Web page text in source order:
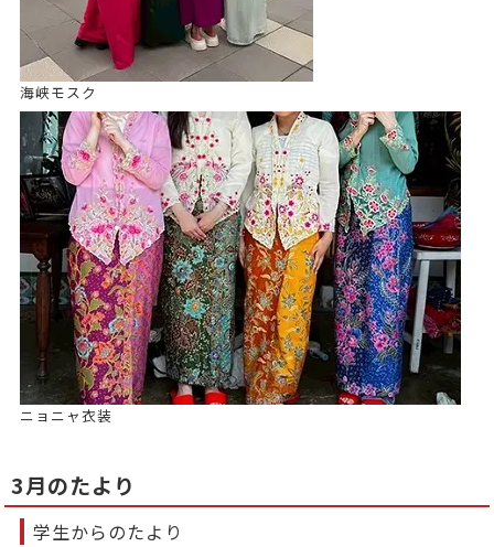
海峡モスク
ニョニャ衣装
3月のたより
学生からのたより